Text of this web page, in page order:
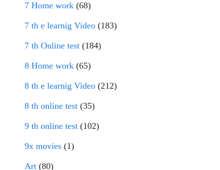
7 Home work (68)
7 th e learnig Video (183)
7 th Online test (184)
8 Home work (65)
8 th e learnig Video (212)
8 th online test (35)
9 th online test (102)
9x movies (1)
Art (80)